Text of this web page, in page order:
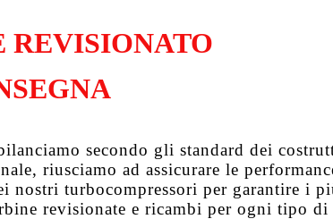
REVISIONATO
secondo gli standard dei
riusciamo ad assicurare le
nostri turbocompressori per garantire i
revisionate e ricambi per ogni tipo